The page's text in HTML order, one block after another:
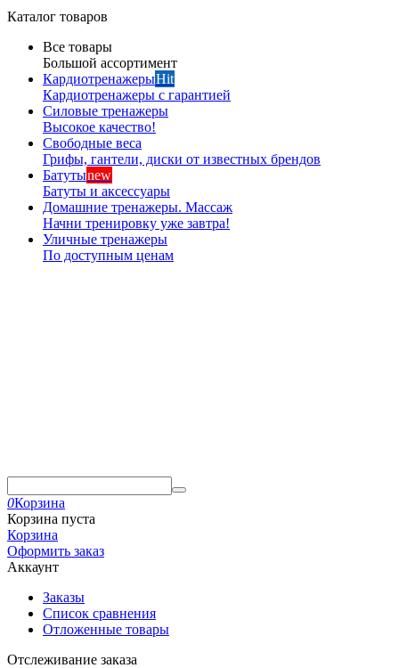
Каталог товаров
Все товары
Большой ассортимент
КардиотренажерыHit
Кардиотренажеры с гарантией
Силовые тренажеры
Высокое качество!
Свободные веса
Грифы, гантели, диски от известных брендов
Батутыnew
Батуты и аксессуары
Домашние тренажеры. Массаж
Начни тренировку уже завтра!
Уличные тренажеры
По доступным ценам
0Корзина
Корзина пуста
Корзина
Оформить заказ
Аккаунт
Заказы
Список сравнения
Отложенные товары
Отслеживание заказа